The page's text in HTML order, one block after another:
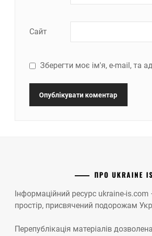
Сайт
Зберегти моє ім'я, e-mail, та
ПРО UKRAINE IS
Інформаційний ресурс ukraine-is.com
простір, присвячений подорожам
Перепублікація матеріалів